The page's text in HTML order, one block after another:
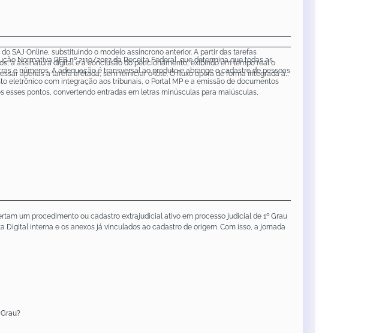
Normativa RFB nº 2119/2022 da Receita Federal, que determina que todas as
e números. A adequação é transversal ao produto e abrange o cadastro de pessoas
eletrônico com integração aos tribunais, o Portal MP e a emissão de documentos
pontos, convertendo entradas em letras minúsculas para maiúsculas,
SAJ Online, substituindo o modelo assíncrono anterior. A partir das tarefas
a assinatura digital e a conclusão do peticionamento, exibindo em tempo real o
apenas a tarefa afetada, sem reiniciar o lote. O fluxo opera de forma integrada à
um procedimento ou cadastro extrajudicial ativo em processo judicial de 1º Grau
interna e os anexos já vinculados ao cadastro de origem. Com isso, a jornada